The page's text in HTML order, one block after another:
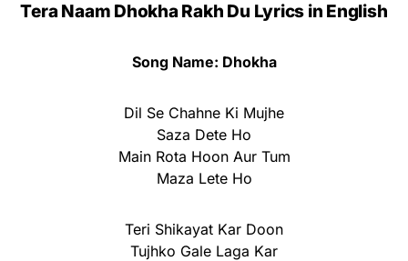
Tera Naam Dhokha Rakh Du Lyrics in English
Song Name: Dhokha
Dil Se Chahne Ki Mujhe
Saza Dete Ho
Main Rota Hoon Aur Tum
Maza Lete Ho
Teri Shikayat Kar Doon
Tujhko Gale Laga Kar